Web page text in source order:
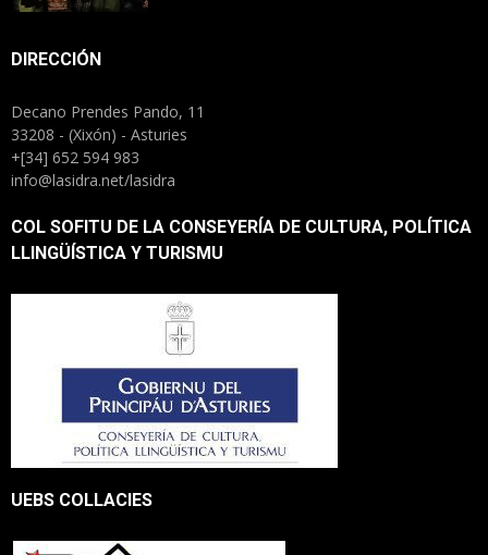
DIRECCIÓN
Decano Prendes Pando, 11
33208 - (Xixón) - Asturies
+[34] 652 594 983
info@lasidra.net/lasidra
COL SOFITU DE LA CONSEYERÍA DE CULTURA, POLÍTICA
LLINGÜÍSTICA Y TURISMU
UEBS COLLACIES